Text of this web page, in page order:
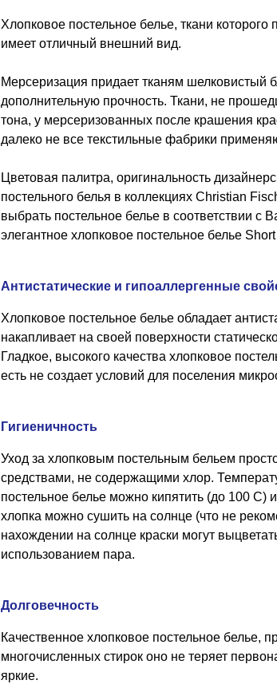
Хлопковое постельное белье, ткани
имеет отличный внешний вид.
Мерсеризация придает тканям шелковистый
дополнительную прочность. Ткани, не
тона, у мерсеризованных после крашения
далеко не все текстильные фабрики
Цветовая палитра, оригинальность
постельного белья в коллекциях Christian
выбрать постельное белье в соответствии
элегантное хлопковое постельное белье
Антистатические и гипоаллергенные
Хлопковое постельное белье обладает
накапливает на своей поверхности
Гладкое, высокого качества хлопковое
есть не создает условий для поселения
Гигиеничность
Уход за хлопковым постельным бельем
средствами, не содержащими хлор.
постельное белье можно кипятить (до 100 С)
хлопка можно сушить на солнце (что не
нахождении на солнце краски могут
использованием пара.
Долговечность
Качественное хлопковое постельное белье,
многочисленных стирок оно не теряет
яркие.